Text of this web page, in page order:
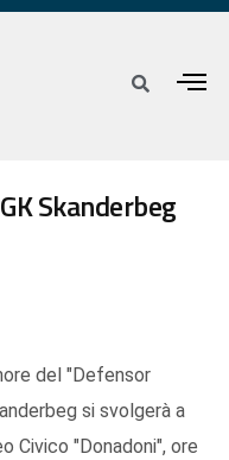
Skanderbeg
del "Defensor
si svolgerà a
Civico "Donadoni", ore